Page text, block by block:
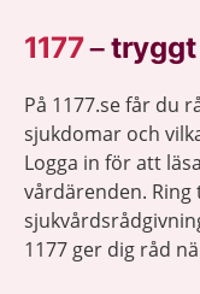
1177–tryggt
På 1177.se får du
sjukdomar och
Logga in för att
vårdärenden.
1177 ger dig råd